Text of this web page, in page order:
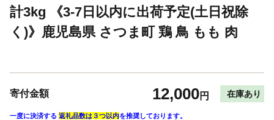
計3kg 《3-7日以内に出荷予定(土日祝除
く)》鹿児島県 さつま町 鶏 鳥 もも 肉
寄付金額 12,000円 在庫あり
一度に決済する 返礼品数は３つ以内を推奨しております。